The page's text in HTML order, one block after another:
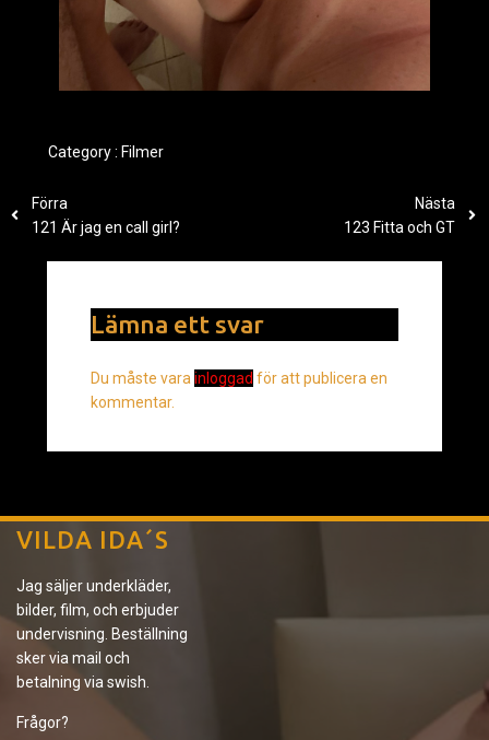
Category : Filmer
Förra
121 Är jag en call girl?
Nästa
123 Fitta och GT
Lämna ett svar
Du måste varainloggad för att publicera en
kommentar.
VILDA IDA´S
Jag säljer underkläder,
bilder, film, och erbjuder
undervisning. Beställning
sker via mail och
betalning via swish.
Frågor?